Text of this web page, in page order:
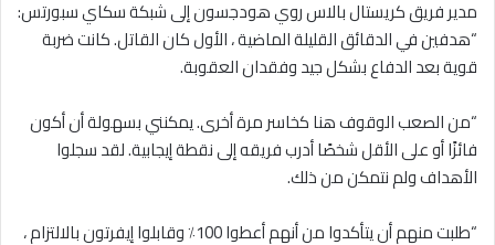
مدير فريق كريستال بالاس روي هودجسون إلى شبكة سكاي سبورتس:
“هدفين في الدقائق القليلة الماضية ، الأول كان القاتل. كانت ضربة
قوية بعد الدفاع بشكل جيد وفقدان العقوبة.
“من الصعب الوقوف هنا كخاسر مرة أخرى. يمكنني بسهولة أن أكون
فائزًا أو على الأقل شخصًا أدرب فريقه إلى نقطة إيجابية. لقد سجلوا
الأهداف ولم نتمكن من ذلك.
“طلبت منهم أن يتأكدوا من أنهم أعطوا 100٪ وقابلوا إيفرتون بالالتزام ،